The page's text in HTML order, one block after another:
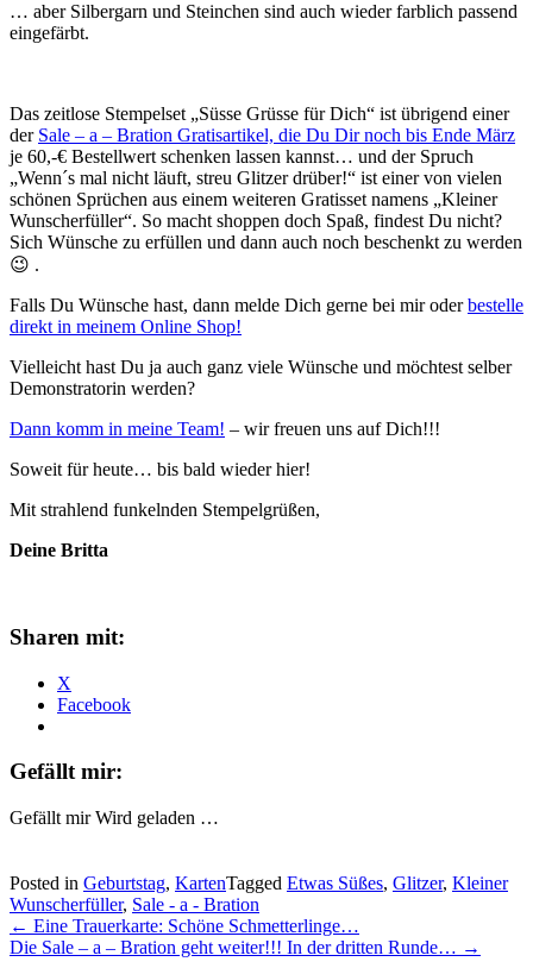
… aber Silbergarn und Steinchen sind auch wieder farblich passend
eingefärbt.
Das zeitlose Stempelset „Süsse Grüsse für Dich“ ist übrigend einer
der Sale – a – Bration Gratisartikel, die Du Dir noch bis Ende März
je 60,-€ Bestellwert schenken lassen kannst… und der Spruch
„Wenn´s mal nicht läuft, streu Glitzer drüber!“ ist einer von vielen
schönen Sprüchen aus einem weiteren Gratisset namens „Kleiner
Wunscherfüller“. So macht shoppen doch Spaß, findest Du nicht?
Sich Wünsche zu erfüllen und dann auch noch beschenkt zu werden
😉 .
Falls Du Wünsche hast, dann melde Dich gerne bei mir oderbestelle
direkt in meinem Online Shop!
Vielleicht hast Du ja auch ganz viele Wünsche und möchtest selber
Demonstratorin werden?
Dann komm in meine Team! – wir freuen uns auf Dich!!!
Soweit für heute… bis bald wieder hier!
Mit strahlend funkelnden Stempelgrüßen,
Deine Britta
Sharen mit:
X
Facebook
Gefällt mir:
Gefällt mir Wird geladen …
Posted in Geburtstag, KartenTagged Etwas Süßes, Glitzer, Kleiner
Wunscherfüller, Sale - a - Bration
Post
navigation
← Eine Trauerkarte: Schöne Schmetterlinge…
Die Sale – a – Bration geht weiter!!! In der dritten Runde… →